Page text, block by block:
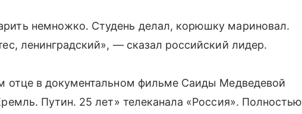
немножко. Студень делал, корюшку мариновал.
ленинградский», — сказал российский лидер.
отце в документальном фильме Саиды Медведевой
Путин. 25 лет» телеканала «Россия». Полностью